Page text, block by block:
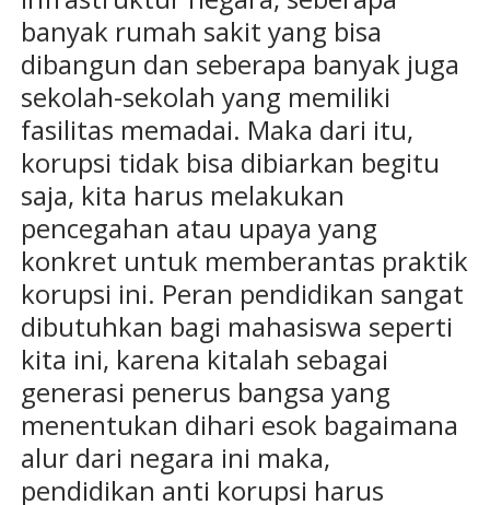
banyak rumah sakit yang bisa
dibangun dan seberapa banyak juga
sekolah-sekolah yang memiliki
fasilitas memadai. Maka dari itu,
korupsi tidak bisa dibiarkan begitu
saja, kita harus melakukan
pencegahan atau upaya yang
konkret untuk memberantas praktik
korupsi ini. Peran pendidikan sangat
dibutuhkan bagi mahasiswa seperti
kita ini, karena kitalah sebagai
generasi penerus bangsa yang
menentukan dihari esok bagaimana
alur dari negara ini maka,
pendidikan anti korupsi harus